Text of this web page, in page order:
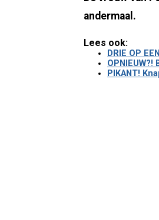
andermaal.
Lees ook:
DRIE OP
PIKANT!